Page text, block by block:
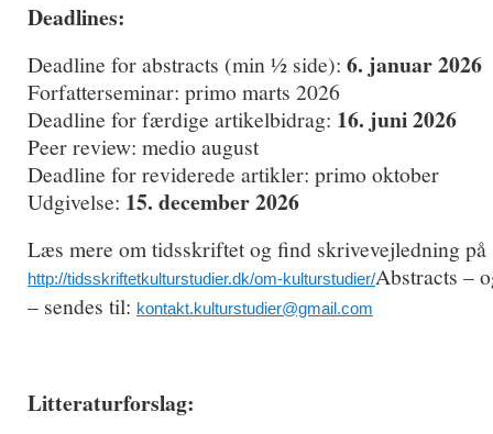
Deadlines:
Deadline for abstracts (min ½ side): 6. januar 2026
Forfatterseminar: primo marts 2026
Deadline for færdige artikelbidrag: 16. juni 2026
Peer review: medio august
Deadline for reviderede artikler: primo oktober
Udgivelse: 15. december 2026
Læs mere om tidsskriftet og find skrivevejledning på
http://tidsskriftetkulturstudier.dk/om-kulturstudier/Abstracts –
– sendes til: kontakt.kulturstudier@gmail.com
Litteraturforslag: